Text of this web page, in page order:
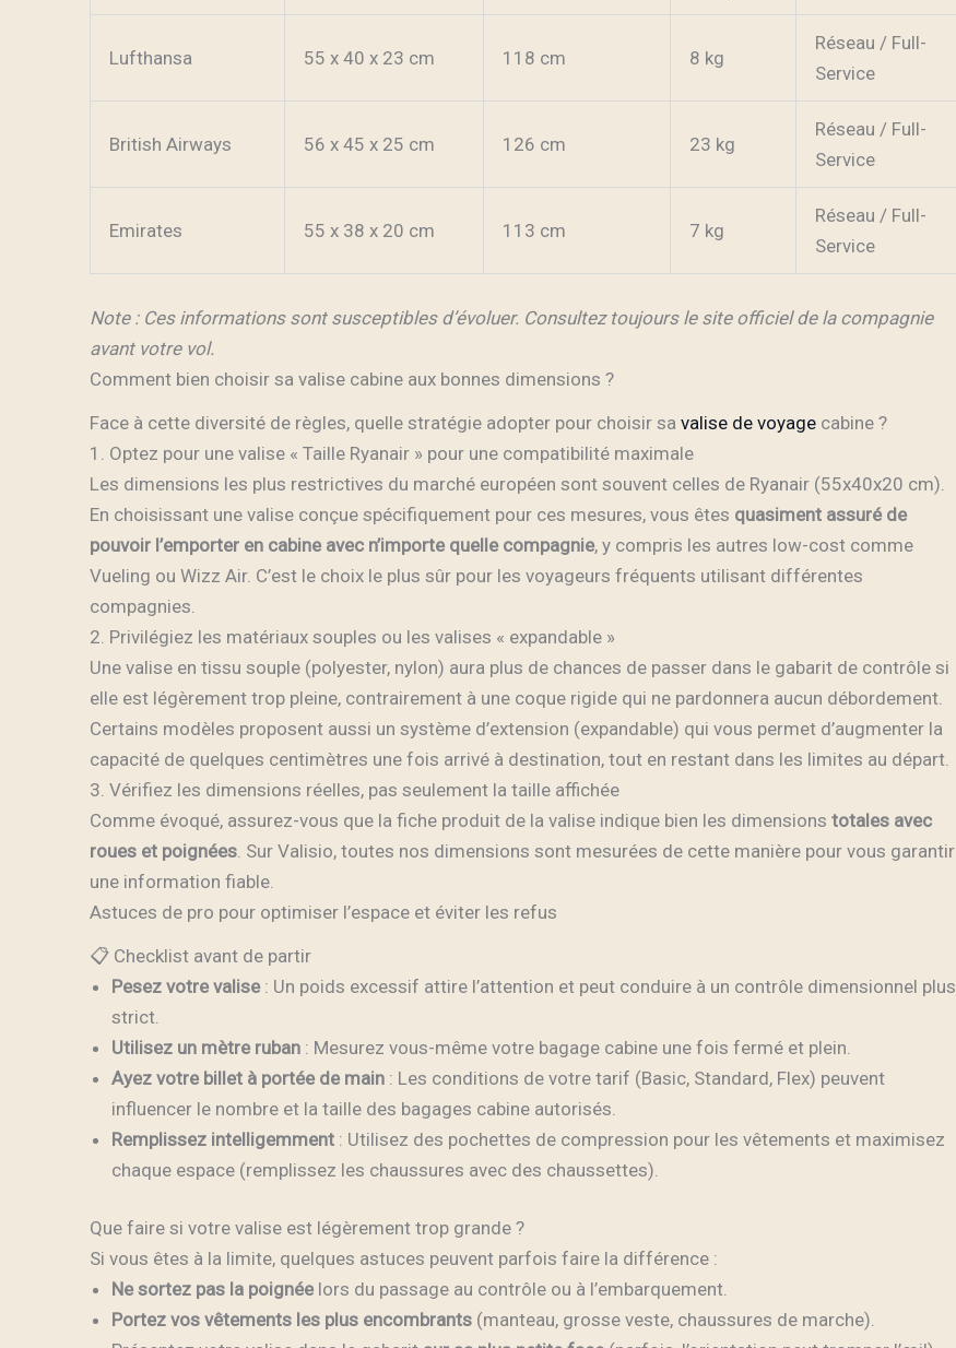
Lufthansa 55 x 40 x 23 cm 118 cm 8 kg
Réseau / Full-
Service
British Airways 56 x 45 x 25 cm 126 cm 23 kg
Réseau / Full-
Service
Emirates 55 x 38 x 20 cm 113 cm 7 kg
Réseau / Full-
Service
Note : Ces informations sont susceptibles d’évoluer. Consultez toujours le site officiel de la compagnie
avant votre vol.
Comment bien choisir sa valise cabine aux bonnes dimensions ?
Face à cette diversité de règles, quelle stratégie adopter pour choisir sa valise de voyage cabine ?
1. Optez pour une valise « Taille Ryanair » pour une compatibilité maximale
Les dimensions les plus restrictives du marché européen sont souvent celles de Ryanair (55x40x20 cm).
En choisissant une valise conçue spécifiquement pour ces mesures, vous êtes quasiment assuré de
pouvoir l’emporter en cabine avec n’importe quelle compagnie, y compris les autres low-cost comme
Vueling ou Wizz Air. C’est le choix le plus sûr pour les voyageurs fréquents utilisant différentes
compagnies.
2. Privilégiez les matériaux souples ou les valises « expandable »
Une valise en tissu souple (polyester, nylon) aura plus de chances de passer dans le gabarit de contrôle si
elle est légèrement trop pleine, contrairement à une coque rigide qui ne pardonnera aucun débordement.
Certains modèles proposent aussi un système d’extension (expandable) qui vous permet d’augmenter la
capacité de quelques centimètres une fois arrivé à destination, tout en restant dans les limites au départ.
3. Vérifiez les dimensions réelles, pas seulement la taille affichée
Comme évoqué, assurez-vous que la fiche produit de la valise indique bien les dimensions totales avec
roues et poignées . Sur Valisio, toutes nos dimensions sont mesurées de cette manière pour vous garantir
une information fiable.
Astuces de pro pour optimiser l’espace et éviter les refus
📋 Checklist avant de partir
Pesez votre valise: Un poids excessif attire l’attention et peut conduire à un contrôle dimensionnel plus
strict.
Utilisez un mètre ruban : Mesurez vous-même votre bagage cabine une fois fermé et plein.
Ayez votre billet à portée de main : Les conditions de votre tarif (Basic, Standard, Flex) peuvent
influencer le nombre et la taille des bagages cabine autorisés.
Remplissez intelligemment : Utilisez des pochettes de compression pour les vêtements et maximisez
chaque espace (remplissez les chaussures avec des chaussettes).
Que faire si votre valise est légèrement trop grande ?
Si vous êtes à la limite, quelques astuces peuvent parfois faire la différence :
Ne sortez pas la poignéelors du passage au contrôle ou à l’embarquement.
Portez vos vêtements les plus encombrants (manteau, grosse veste, chaussures de marche).